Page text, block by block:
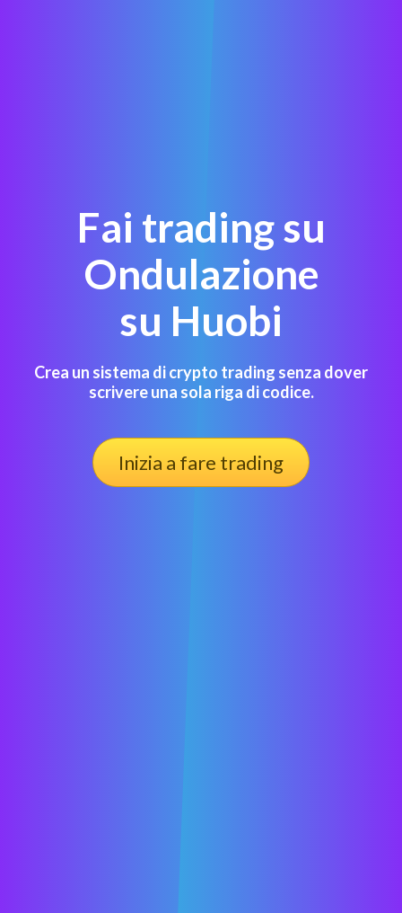
Fai trading su
Ondulazione
su Huobi
Crea un sistema di crypto trading senza dover
scrivere una sola riga di codice.
Inizia a fare trading